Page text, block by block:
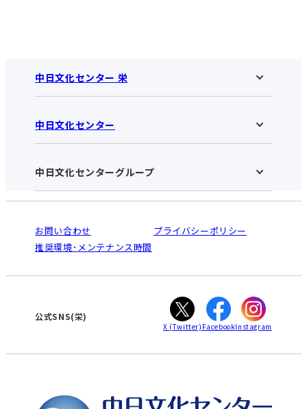
中日文化センター 栄
中日文化センター 栄HOME
お知らせ
アクセス･営業時間
お申し込みの流れ
入会と受講のご案内
中日文化センター
中日文化センターHOME
中日文化センターとは
受講規約・会員特典
ご利用ガイド
オンライン講座受講の手順
WEBサイトのよくある質問
中日文化センターグループ
南大高
犬山
高蔵寺
大垣
津
お問い合わせ
プライバシーポリシー
推奨環境･メンテナンス時間
公式SNS(栄)
X (Twitter) FacebookInstagram